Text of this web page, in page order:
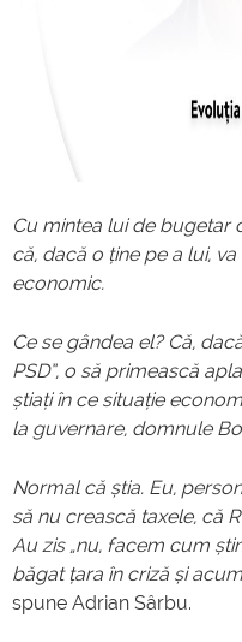
Cu mintea lui de bugetar
că, dacă o ține pe a lui,
economic.
Ce se gândea el? Că,
PSD”, o să primească
știați în ce situație
la guvernare, domnule
Normal că știa. Eu,
să nu crească taxele, că
Au zis „nu, facem cum
băgat țara în criză și
spune Adrian Sârbu.